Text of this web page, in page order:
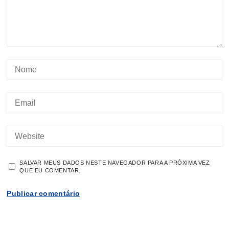
SALVAR MEUS DADOS NESTE NAVEGADOR PARA A PRÓXIMA VEZ
QUE EU COMENTAR.